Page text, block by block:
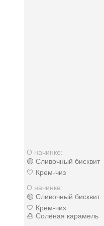
О начинке:
🟡 Сливочный бисквит
🤍 Крем-чиз
О начинке:
🟡 Сливочный бисквит
🤍 Крем-чиз
🍮 Солёная карамель